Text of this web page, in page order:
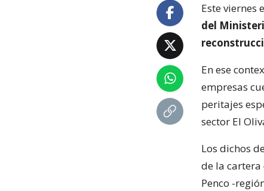
Este viernes
del
En ese
empresas
peritajes
sector El
Los dichos
de la
Penco -